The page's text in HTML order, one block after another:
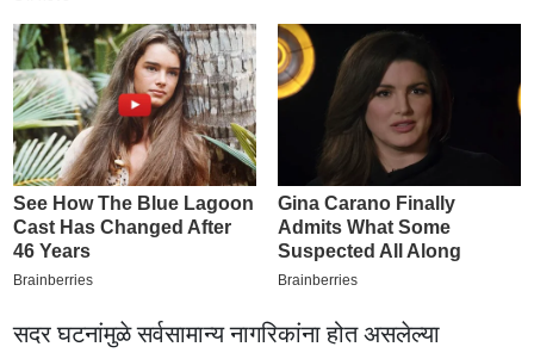
सदर घटनांमुळे सर्वसामान्य नागरिकांना होत असलेल्या